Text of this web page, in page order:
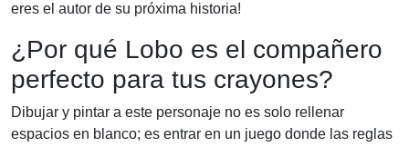
eres el autor de su próxima historia!
¿Por qué Lobo es el compañero
perfecto para tus crayones?
Dibujar y pintar a este personaje no es solo rellenar
espacios en blanco; es entrar en un juego donde las reglas